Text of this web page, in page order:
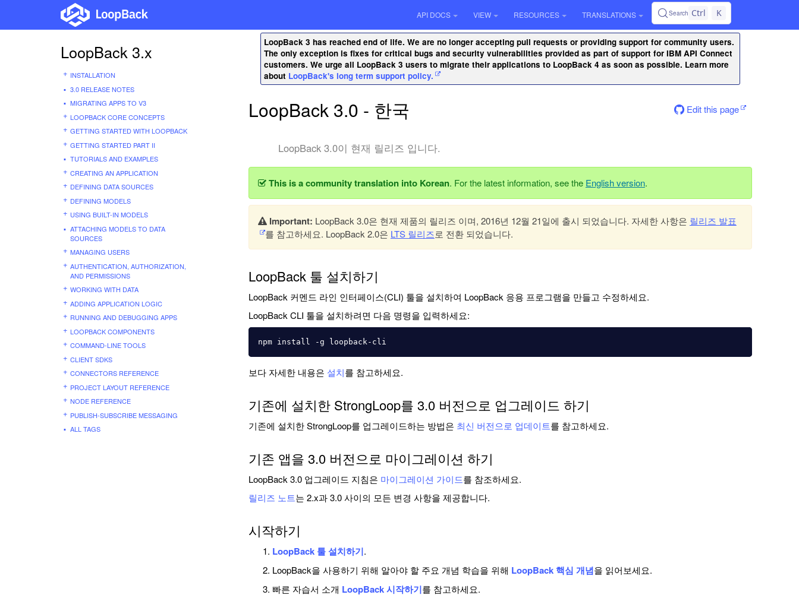
API DOCS VIEW RESOURCES TRANSLATIONS Search Ctrl K
LoopBack 3.x
INSTALLATION
3.0 RELEASE NOTES
MIGRATING APPS TO V3
LOOPBACK CORE CONCEPTS
GETTING STARTED WITH LOOPBACK
GETTING STARTED PART II
TUTORIALS AND EXAMPLES
CREATING AN APPLICATION
DEFINING DATA SOURCES
DEFINING MODELS
USING BUILT-IN MODELS
ATTACHING MODELS TO DATA
SOURCES
MANAGING USERS
AUTHENTICATION, AUTHORIZATION,
AND PERMISSIONS
WORKING WITH DATA
ADDING APPLICATION LOGIC
RUNNING AND DEBUGGING APPS
LOOPBACK COMPONENTS
COMMAND-LINE TOOLS
CLIENT SDKS
CONNECTORS REFERENCE
PROJECT LAYOUT REFERENCE
NODE REFERENCE
PUBLISH-SUBSCRIBE MESSAGING
ALL TAGS
LoopBack 3 has reached end of life. We are no longer accepting pull requests or providing support for community users.
The only exception is fixes for critical bugs and security vulnerabilities provided as part of support for IBM API Connect
customers. We urge all LoopBack 3 users to migrate their applications to LoopBack 4 as soon as possible. Learn more
about LoopBack's long term support policy.
LoopBack 3.0 - 한국 Edit this page
LoopBack 3.0이 현재 릴리즈 입니다.
This is a community translation into Korean. For the latest information, see the English version.
Important: LoopBack 3.0은 현재 제품의 릴리즈 이며, 2016년 12월 21일에 출시 되었습니다. 자세한 사항은 릴리즈 발표
를 참고하세요. LoopBack 2.0은 LTS 릴리즈로 전환 되었습니다.
LoopBack 툴 설치하기
LoopBack 커멘드 라인 인터페이스(CLI) 툴을 설치하여 LoopBack 응용 프로그램을 만들고 수정하세요.
LoopBack CLI 툴을 설치하려면 다음 명령을 입력하세요:
보다 자세한 내용은 설치를 참고하세요.
기존에 설치한 StrongLoop를 3.0 버전으로 업그레이드 하기
기존에 설치한 StrongLoop를 업그레이드하는 방법은 최신 버전으로 업데이트를 참고하세요.
기존 앱을 3.0 버전으로 마이그레이션 하기
LoopBack 3.0 업그레이드 지침은 마이그레이션 가이드를 참조하세요.
릴리즈 노트는 2.x과 3.0 사이의 모든 변경 사항을 제공합니다.
시작하기
LoopBack 툴 설치하기.
LoopBack을 사용하기 위해 알아야 할 주요 개념 학습을 위해 LoopBack 핵심 개념을 읽어보세요.
빠른 자습서 소개 LoopBack 시작하기를 참고하세요.